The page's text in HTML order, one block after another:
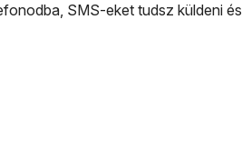
SMS-eket tudsz küldeni és